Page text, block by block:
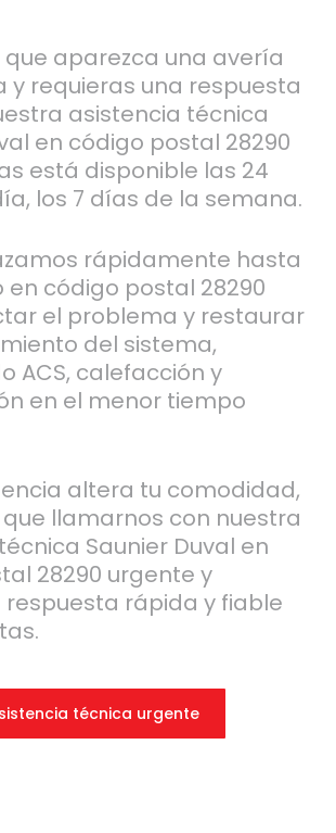
que aparezca una avería
y requieras una respuesta
asistencia técnica
en código postal 28290
está disponible las 24
los 7 días de la semana.
rápidamente hasta
en código postal 28290
el problema y restaurar
del sistema,
ACS, calefacción y
en el menor tiempo
altera tu comodidad,
llamarnos con nuestra
Saunier Duval en
28290 urgente y
respuesta rápida y fiable
técnica urgente